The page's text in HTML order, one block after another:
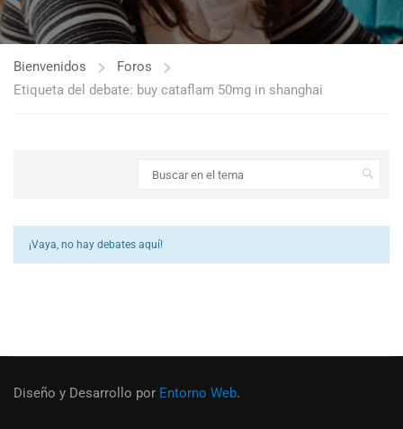
Bienvenidos
Foros
Etiqueta del debate: buy cataflam 50mg in shanghai
¡Vaya, no hay debates aquí!
Diseño y Desarrollo por Entorno Web.